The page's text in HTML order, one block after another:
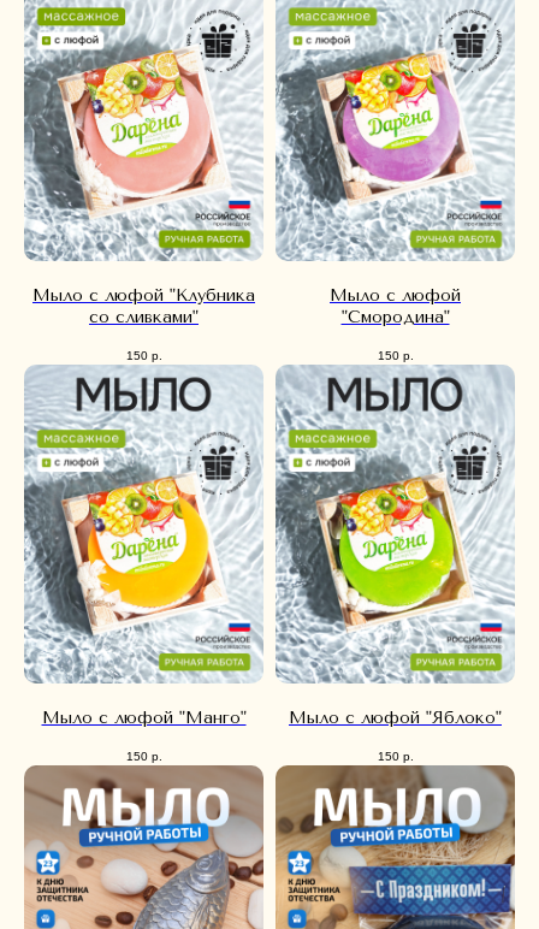
Мыло с люфой "Клубника
со сливками"
150 р.
Мыло с люфой
"Смородина"
150 р.
Мыло с люфой "Манго"
150 р.
Мыло с люфой "Яблоко"
150 р.